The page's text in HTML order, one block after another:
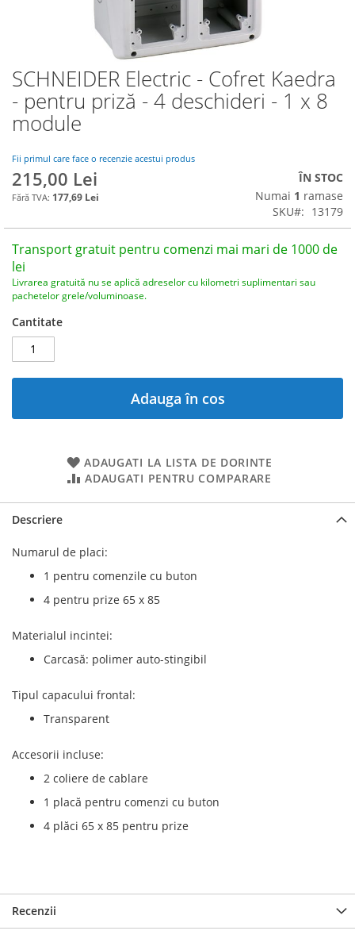
SCHNEIDER Electric - Cofret Kaedra
- pentru priză - 4 deschideri - 1 x 8
module
Fii primul care face o recenzie acestui produs
215,00 Lei
177,69 Lei
ÎN STOC
Numai 1 ramase
SKU
13179
Transport gratuit pentru comenzi mai mari de 1000 de
lei
Livrarea gratuită nu se aplică adreselor cu kilometri suplimentari sau
pachetelor grele/voluminoase.
Cantitate
Adauga în cos
ADAUGATI LA LISTA DE DORINTE
ADAUGATI PENTRU COMPARARE
Skip
to
the
beginning
the
images
gallery
Descriere
Numarul de placi:
1 pentru comenzile cu buton
4 pentru prize 65 x 85
Materialul incintei:
Carcasă: polimer auto-stingibil
Tipul capacului frontal:
Transparent
Accesorii incluse:
2 coliere de cablare
1 placă pentru comenzi cu buton
4 plăci 65 x 85 pentru prize
Recenzii